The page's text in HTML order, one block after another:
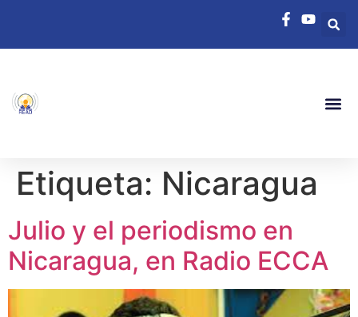
Etiqueta: Nicaragua
Julio y el periodismo en
Nicaragua, en Radio ECCA